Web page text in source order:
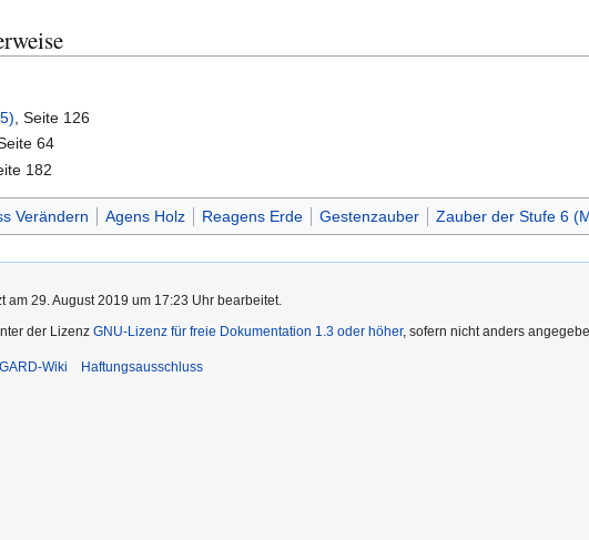
, Seite 126
64
182
Verändern Agens Holz Reagens Erde Gestenzauber Zauber der Stufe 6
am 29. August 2019 um 17:23 Uhr bearbeitet.
der Lizenz GNU-Lizenz für freie Dokumentation 1.3 oder höher, sofern nicht anders
Wiki Haftungsausschluss